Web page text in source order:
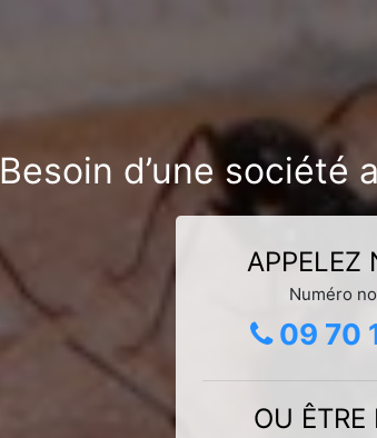
Besoin d’une société
APPELEZ
Numéro
09 70
OU ÊTRE